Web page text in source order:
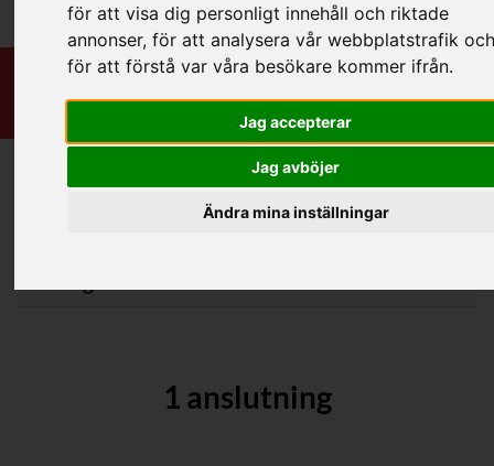
för att visa dig personligt innehåll och riktade
annonser, för att analysera vår webbplatstrafik
för att förstå var våra besökare kommer ifrån.
Jag accepterar
Jag avböjer
Ändra mina inställningar
Huvudmeny
/ RSK-Kategorier / Rördelar & Kopplingar / Gängat
/
1 anslutning
1 anslutning